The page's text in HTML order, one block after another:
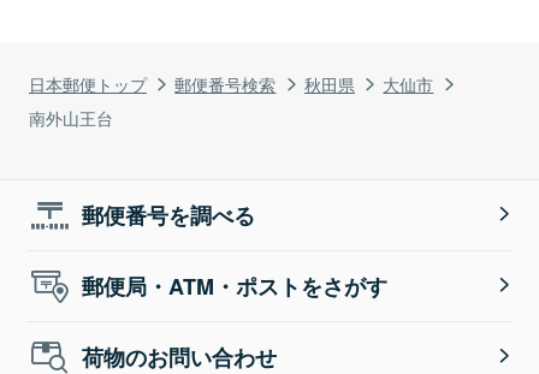
日本郵便トップ 郵便番号検索 秋田県
大仙市
南外山王台
郵便番号を調べる
郵便局・ATM・ポストをさがす
荷物のお問い合わせ